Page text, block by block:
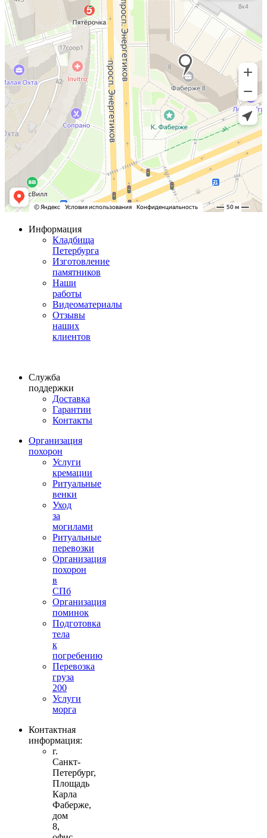
Информация
Кладбища
Петербурга
Изготовление
памятников
Наши
работы
Видеоматериалы
Отзывы
наших
клиентов
Служба
поддержки
Доставка
Гарантии
Контакты
Организация
похорон
Услуги
кремации
Ритуальные
венки
Уход
за
могилами
Ритуальные
перевозки
Организация
похорон
в
СПб
Организация
поминок
Подготовка
тела
к
погребению
Перевозка
груза
200
Услуги
морга
Контактная
информация:
г.
Санкт-
Петербург,
Площадь
Карла
Фаберже,
дом
8,